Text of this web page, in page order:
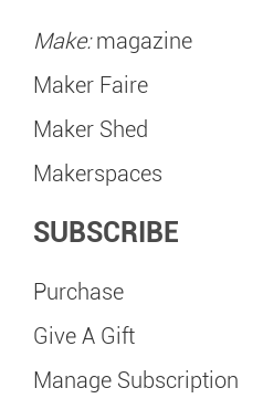
Make:magazine
Maker Faire
Maker Shed
Makerspaces
SUBSCRIBE
Purchase
Give A Gift
Manage Subscription